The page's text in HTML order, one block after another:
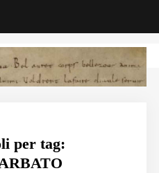
per tag: